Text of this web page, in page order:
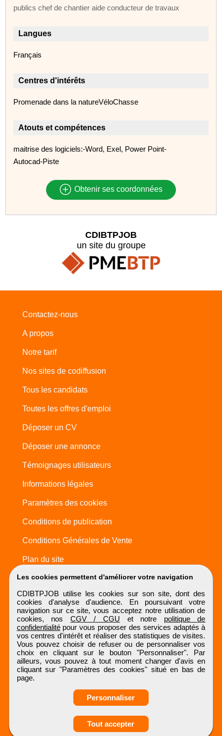
Obtenir ses
coordonnées
publics chef de chantier aide conducteur de travaux
Langues
Français
Centres d'intérêts
Promenade dans la natureVéloChasse
Atouts et compétences
maitrise des logiciels:-Word, Exel, Power Point-
Autocad-Piste
Obtenir ses coordonnées
Les cookies permettent d'améliorer votre navigation
CDIBTPJOB utilise les cookies sur son site, dont des
cookies d'analyse d'audience. En poursuivant votre
navigation sur ce site, vous acceptez notre utilisation de
cookies, nos CGV / CGU et notre politique de
confidentialitépour vous proposer des services adaptés à
vos centres d'intérêt et réaliser des statistiques de visites.
Vous pouvez choisir de refuser ou de personnaliser vos
choix en cliquant sur le bouton "Personnaliser". Par
ailleurs, vous pouvez à tout moment changer d'avis en
cliquant sur "Paramètres des cookies" situé en bas de
page.
Personnaliser
Tout accepter
CDIBTPJOB
un site du groupe
Contactez-nous
A propos
Notre tarif
Nos sites de codiffusion
Tous les candidats
Toutes les offres d'emploi
Déposer un CV
Déposer une annonce
Témoignages utilisateurs
Informations légales
Paramètres des cookies
Conditions de publication
Conditions Générales de Vente
Plan du site
CDIBTPJOB